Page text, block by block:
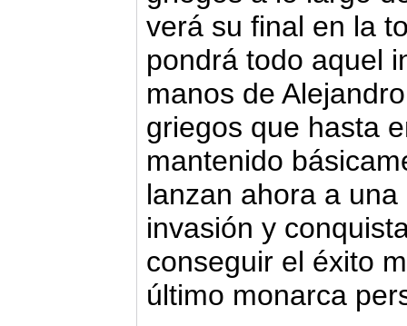
verá su final en la
pondrá todo aquel
manos de
griegos que hasta
mantenido
lanzan ahora a
invasión y
conseguir el éxito
último monarca